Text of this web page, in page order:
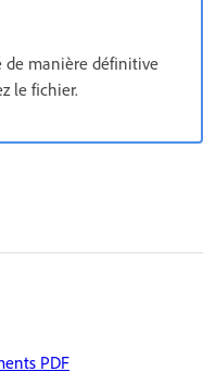
de manière définitive
le fichier.
PDF